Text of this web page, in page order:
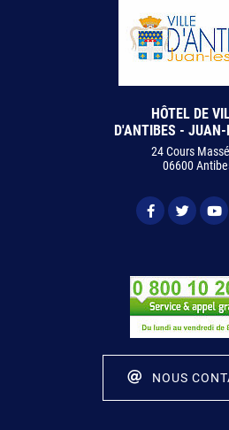
HÔTEL DE
D'ANTIBES -
24 Cours
06600
NOUS